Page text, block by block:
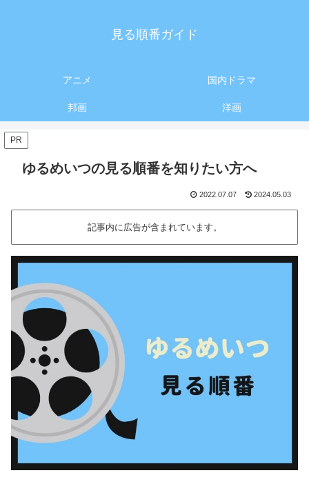
見る順番ガイド
アニメ 国内ドラマ
邦画 洋画
PR
ゆるめいつの見る順番を知りたい方へ
2022.07.07 2024.05.03
記事内に広告が含まれています。